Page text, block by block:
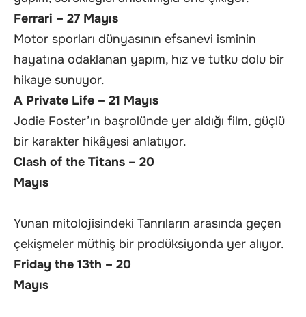
Ferrari – 27 Mayıs
Motor sporları dünyasının efsanevi isminin
hayatına odaklanan yapım, hız ve tutku dolu bir
hikaye sunuyor.
A Private Life – 21 Mayıs
Jodie Foster’ın başrolünde yer aldığı film, güçlü
bir karakter hikâyesi anlatıyor.
Clash of the Titans – 20
Mayıs
Yunan mitolojisindeki Tanrıların arasında geçen
çekişmeler müthiş bir prodüksiyonda yer alıyor.
Friday the 13th – 20
Mayıs